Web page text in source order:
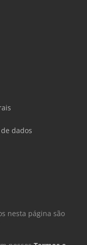
dados
nesta página são